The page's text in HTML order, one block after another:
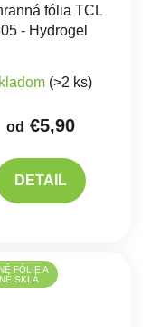
fólia TCL
- Hydrogel
(>2 ks)
od €5,90
DETAIL
FÓLIE A
SKLÁ